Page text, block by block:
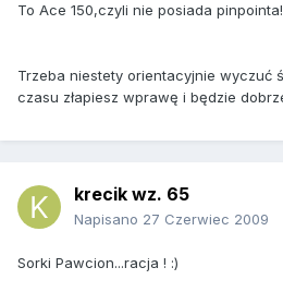
To Ace 150,czyli nie posiada
Trzeba niestety orientacyjnie wyczuć
czasu złapiesz wprawę i będzie
krecik wz. 65
Napisano 27 Czerwiec 2009
Sorki Pawcion...racja ! :)